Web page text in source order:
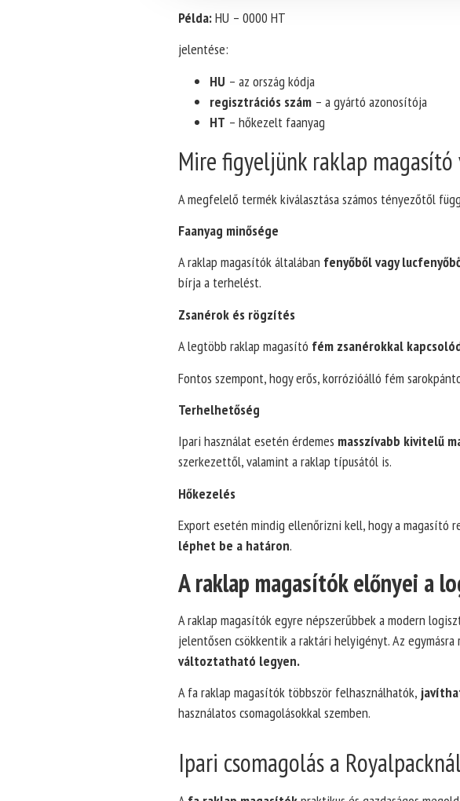
Példa:HU – 0000 HT
jelentése:
HU – az ország kódja
regisztrációs szám – a gyártó azonosítója
HT – hőkezelt faanyag
Mire figyeljünk raklap magasító
A megfelelő termék kiválasztása számos tényezőtől
Faanyag minősége
A raklap magasítók általában fenyőből vagy
bírja a terhelést.
Zsanérok és rögzítés
A legtöbb raklap magasító fém zsanérokkal
Fontos szempont, hogy erős, korrózióálló fém
Terhelhetőség
Ipari használat esetén érdemes masszívabb kivitelű
szerkezettől, valamint a raklap típusától is.
Hőkezelés
Export esetén mindig ellenőrizni kell, hogy a magasító
léphet be a határon.
A raklap magasítók előnyei a
A raklap magasítók egyre népszerűbbek a modern
jelentősen csökkentik a raktári helyigényt. Az
változtatható legyen.
A fa raklap magasítók többször felhasználhatók,
használatos csomagolásokkal szemben.
Ipari csomagolás a